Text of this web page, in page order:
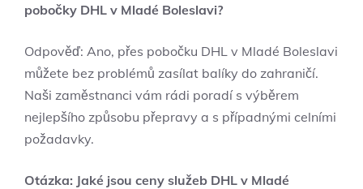
pobočky DHL v Mladé Boleslavi?
Odpověď: Ano, přes pobočku DHL v Mladé Boleslavi
můžete bez problémů zasílat balíky do zahraničí.
Naši zaměstnanci vám rádi poradí s výběrem
nejlepšího způsobu přepravy a s případnými celními
požadavky.
Otázka: Jaké jsou ceny služeb DHL v Mladé